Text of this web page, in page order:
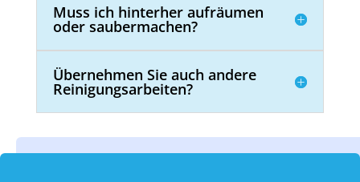
Muss ich hinterher aufräumen
oder saubermachen?
Übernehmen Sie auch andere
Reinigungsarbeiten?